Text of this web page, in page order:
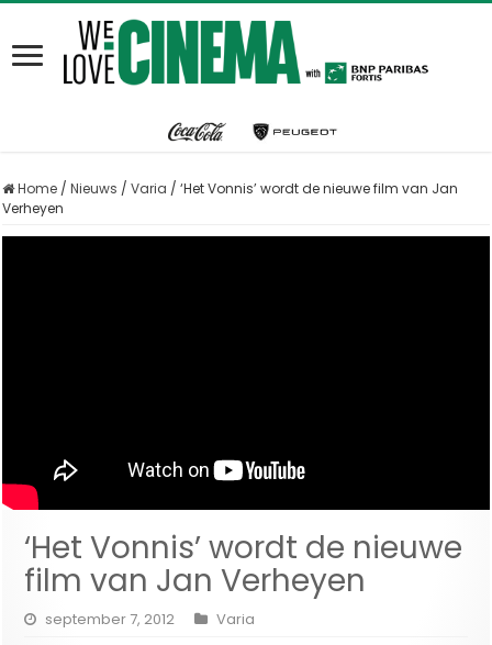
Home / Nieuws / Varia / ‘Het Vonnis’ wordt de nieuwe film van Jan
Verheyen
‘Het Vonnis’ wordt de nieuwe
film van Jan Verheyen
september 7, 2012
Varia